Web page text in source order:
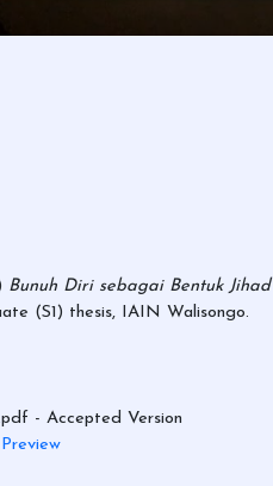
Bunuh Diri sebagai Bentuk
(S1) thesis, IAIN Walisongo.
- Accepted Version
Preview